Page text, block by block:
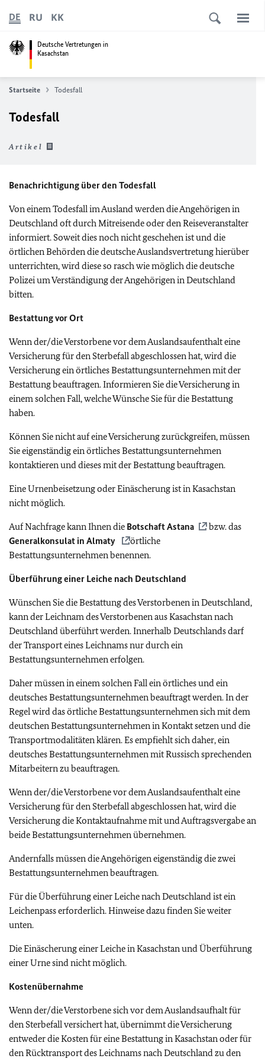
Deutsche Vertretungen in
Kasachstan
DE RU KK
Startseite Todesfall
Todesfall
Artikel
Benachrichtigung über den Todesfall
Von einem Todesfall im Ausland werden die Angehörigen in
Deutschland oft durch Mitreisende oder den Reiseveranstalter
informiert. Soweit dies noch nicht geschehen ist und die
örtlichen Behörden die deutsche Auslandsvertretung hierüber
unterrichten, wird diese so rasch wie möglich die deutsche
Polizei um Verständigung der Angehörigen in Deutschland
bitten.
Bestattung vor Ort
Wenn der/die Verstorbene vor dem Auslandsaufenthalt eine
Versicherung für den Sterbefall abgeschlossen hat, wird die
Versicherung ein örtliches Bestattungsunternehmen mit der
Bestattung beauftragen. Informieren Sie die Versicherung in
einem solchen Fall, welche Wünsche Sie für die Bestattung
haben.
Können Sie nicht auf eine Versicherung zurückgreifen, müssen
Sie eigenständig ein örtliches Bestattungsunternehmen
kontaktieren und dieses mit der Bestattung beauftragen.
Eine Urnenbeisetzung oder Einäscherung ist in Kasachstan
nicht möglich.
Auf Nachfrage kann Ihnen die Botschaft Astana
bzw. das
Generalkonsulat in Almaty
örtliche
Bestattungsunternehmen benennen.
Überführung einer Leiche nach Deutschland
Wünschen Sie die Bestattung des Verstorbenen in Deutschland,
kann der Leichnam des Verstorbenen aus Kasachstan nach
Deutschland überführt werden. Innerhalb Deutschlands darf
der Transport eines Leichnams nur durch ein
Bestattungsunternehmen erfolgen.
Daher müssen in einem solchen Fall ein örtliches und ein
deutsches Bestattungsunternehmen beauftragt werden. In der
Regel wird das örtliche Bestattungsunternehmen sich mit dem
deutschen Bestattungsunternehmen in Kontakt setzen und die
Transportmodalitäten klären. Es empfiehlt sich daher, ein
deutsches Bestattungsunternehmen mit Russisch sprechenden
Mitarbeitern zu beauftragen.
Wenn der/die Verstorbene vor dem Auslandsaufenthalt eine
Versicherung für den Sterbefall abgeschlossen hat, wird die
Versicherung die Kontaktaufnahme mit und Auftragsvergabe an
beide Bestattungsunternehmen übernehmen.
Andernfalls müssen die Angehörigen eigenständig die zwei
Bestattungsunternehmen beauftragen.
Für die Überführung einer Leiche nach Deutschland ist ein
Leichenpass erforderlich. Hinweise dazu finden Sie weiter
unten.
Die Einäscherung einer Leiche in Kasachstan und Überführung
einer Urne sind nicht möglich.
Kostenübernahme
Wenn der/die Verstorbene sich vor dem Auslandsaufhalt für
den Sterbefall versichert hat, übernimmt die Versicherung
entweder die Kosten für eine Bestattung in Kasachstan oder für
den Rücktransport des Leichnams nach Deutschland zu den